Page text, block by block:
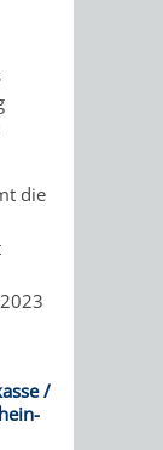
ÄMTER
FÜR
die
/